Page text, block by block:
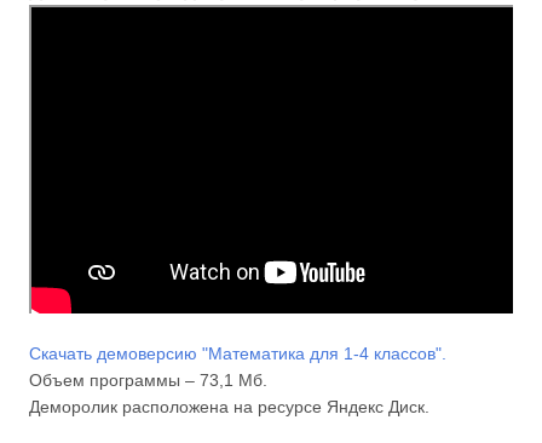
Скачать демоверсию "Математика для 1-4 классов".
Объем программы – 73,1 Мб.
Деморолик расположена на ресурсе Яндекс Диск.